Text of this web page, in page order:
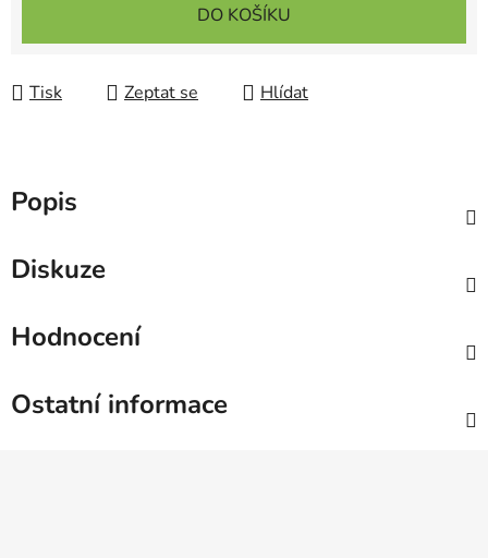
DO KOŠÍKU
Tisk Zeptat se Hlídat
Popis
Diskuze
Hodnocení
Ostatní informace